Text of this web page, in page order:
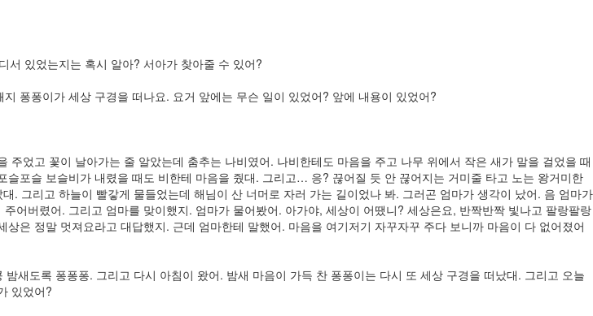
서 있었는지는 혹시 알아? 서아가 찾아줄 수 있어?
퐁퐁이가 세상 구경을 떠나요. 요거 앞에는 무슨 일이 있었어? 앞에 내용이 있었어?
었고 꽃이 날아가는 줄 알았는데 춤추는 나비였어. 나비한테도 마음을 주고 나무 위에서 작은 새가 말을 걸었을 때
포슬 보슬비가 내렸을 때도 비한테 마음을 줬대. 그리고… 응? 끊어질 듯 안 끊어지는 거미줄 타고 노는 왕거미한
그리고 하늘이 빨갛게 물들었는데 해님이 산 너머로 자러 가는 길이었나 봐. 그러곤 엄마가 생각이 났어. 음 엄마가
버렸어. 그리고 엄마를 맞이했지. 엄마가 물어봤어. 아가야, 세상이 어땠니? 세상은요, 반짝반짝 빛나고 팔랑팔랑
은 정말 멋져요라고 대답했지. 근데 엄마한테 말했어. 마음을 여기저기 자꾸자꾸 주다 보니까 마음이 다 없어졌어
새도록 퐁퐁퐁. 그리고 다시 아침이 왔어. 밤새 마음이 가득 찬 퐁퐁이는 다시 또 세상 구경을 떠났대. 그리고 오늘
있었어?